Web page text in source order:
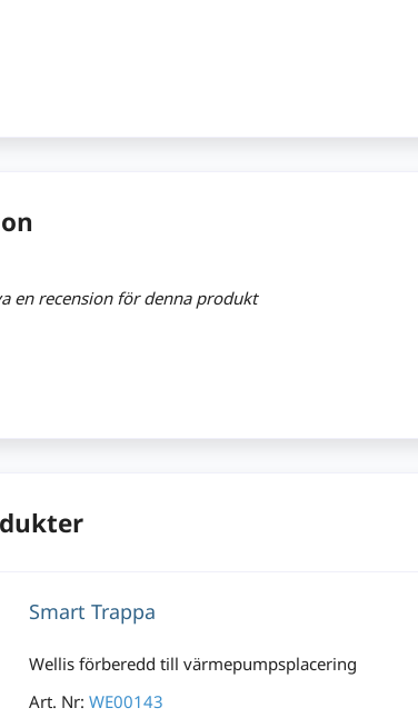
en recension för denna produkt
Smart Trappa
Wellis förberedd till värmepumpsplacering
Art. Nr: WE00143